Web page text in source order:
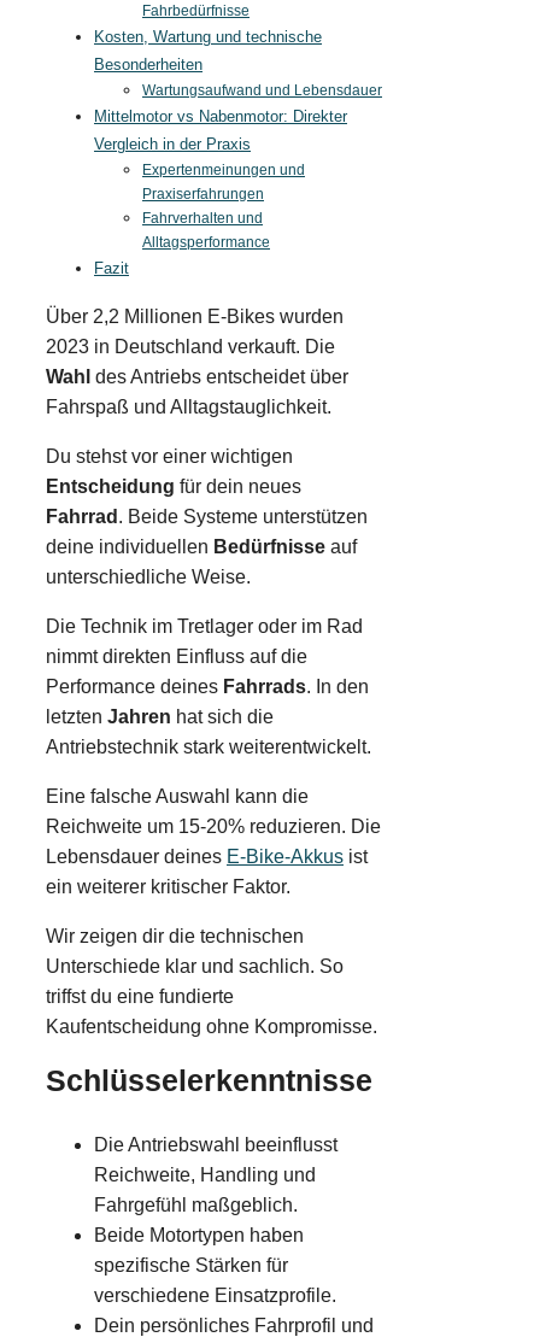
Fahrbedürfnisse
Kosten, Wartung und technische
Besonderheiten
Wartungsaufwand und Lebensdauer
Mittelmotor vs Nabenmotor: Direkter
Vergleich in der Praxis
Expertenmeinungen und
Praxiserfahrungen
Fahrverhalten und
Alltagsperformance
Fazit
Über 2,2 Millionen E-Bikes wurden
2023 in Deutschland verkauft. Die
Wahl des Antriebs entscheidet über
Fahrspaß und Alltagstauglichkeit.
Du stehst vor einer wichtigen
Entscheidung für dein neues
Fahrrad . Beide Systeme unterstützen
deine individuellen Bedürfnisse auf
unterschiedliche Weise.
Die Technik im Tretlager oder im Rad
nimmt direkten Einfluss auf die
Performance deines Fahrrads. In den
letzten Jahren hat sich die
Antriebstechnik stark weiterentwickelt.
Eine falsche Auswahl kann die
Reichweite um 15-20% reduzieren. Die
Lebensdauer deines E-Bike-Akkus ist
ein weiterer kritischer Faktor.
Wir zeigen dir die technischen
Unterschiede klar und sachlich. So
triffst du eine fundierte
Kaufentscheidung ohne Kompromisse.
Schlüsselerkenntnisse
Die Antriebswahl beeinflusst
Reichweite, Handling und
Fahrgefühl maßgeblich.
Beide Motortypen haben
spezifische Stärken für
verschiedene Einsatzprofile.
Dein persönliches Fahrprofil und